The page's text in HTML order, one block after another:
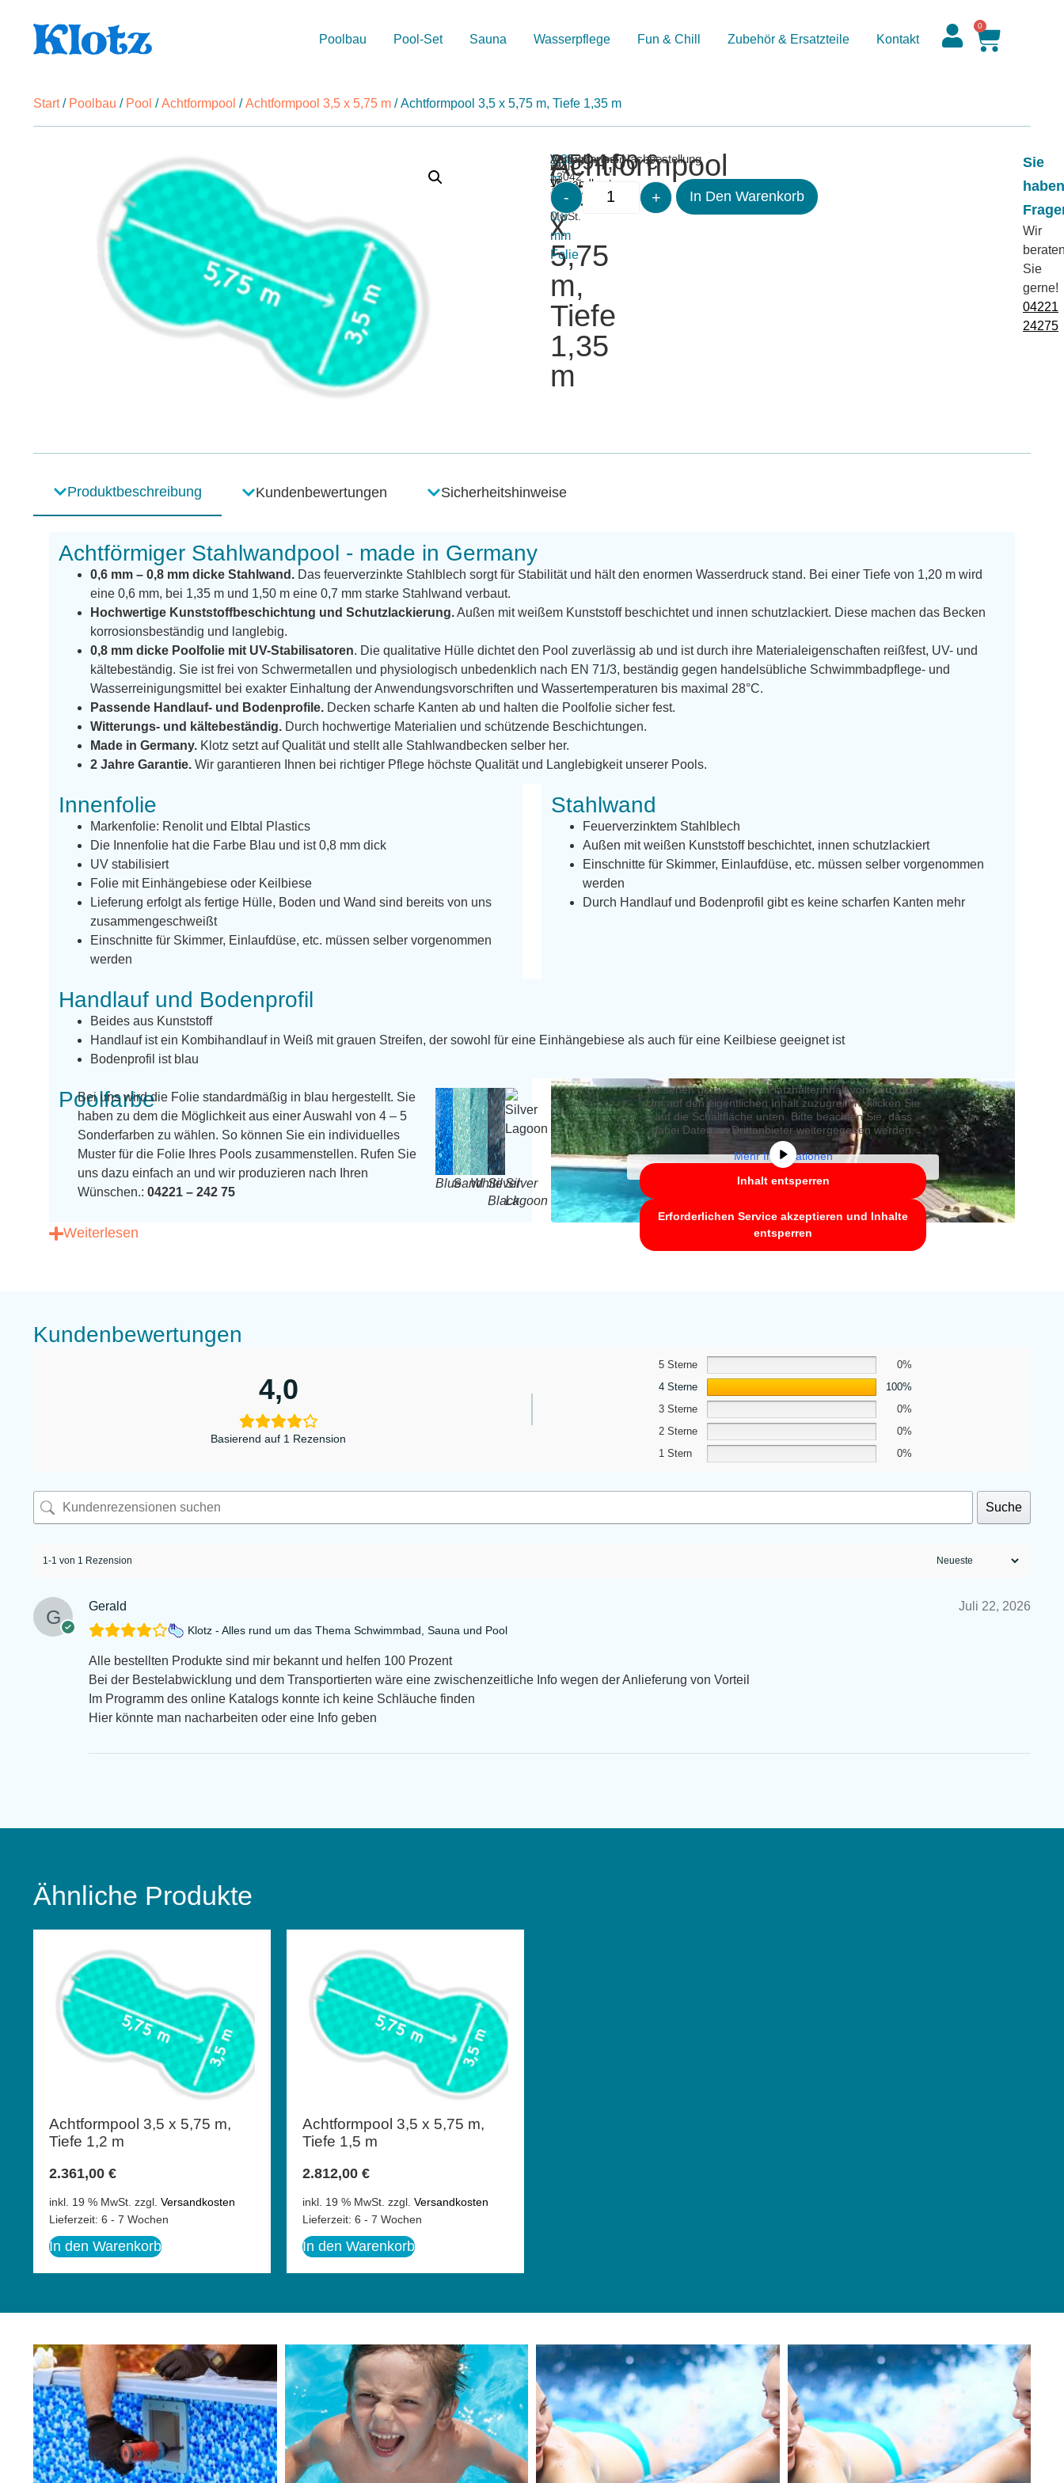
Poolbau Pool-Set Sauna Wasserpflege Fun & Chill Zubehör & Ersatzteile Kontakt
0
Start/ Poolbau / Pool /Achtformpool /Achtformpool 3,5 x 5,75 m / Achtformpool 3,5 x 5,75 m, Tiefe 1,35 m
Artikelnummer:
13042
Merken
Achtformpool
3,5
x
5,75
m,
Tiefe
1,35
m
1,35
m
Tiefe
0,8
mm
Folie
2.594,00€
inkl.
19
%
MwSt.
zzgl.
Versandkosten
Verfügbar bei Nachbestellung
- + In Den Warenkorb
Sie
haben
Wir
Sie
gerne!
04221
24275
Produktbeschreibung Kundenbewertungen Sicherheitshinweise
Achtförmiger Stahlwandpool - made in Germany
0,6 mm – 0,8 mm dicke Stahlwand. Das feuerverzinkte Stahlblech sorgt für Stabilität und hält den enormen Wasserdruck stand. Bei einer Tiefe von 1,20 m wird
eine 0,6 mm, bei 1,35 m und 1,50 m eine 0,7 mm starke Stahlwand verbaut.
Hochwertige Kunststoffbeschichtung und Schutzlackierung.Außen mit weißem Kunststoff beschichtet und innen schutzlackiert. Diese machen das Becken
korrosionsbeständig und langlebig.
0,8 mm dicke Poolfolie mit UV-Stabilisatoren. Die qualitative Hülle dichtet den Pool zuverlässig ab und ist durch ihre Materialeigenschaften reißfest, UV- und
kältebeständig. Sie ist frei von Schwermetallen und physiologisch unbedenklich nach EN 71/3, beständig gegen handelsübliche Schwimmbadpflege- und
Wasserreinigungsmittel bei exakter Einhaltung der Anwendungsvorschriften und Wassertemperaturen bis maximal 28°C.
Passende Handlauf- und Bodenprofile. Decken scharfe Kanten ab und halten die Poolfolie sicher fest.
Witterungs- und kältebeständig. Durch hochwertige Materialien und schützende Beschichtungen.
Made in Germany. Klotz setzt auf Qualität und stellt alle Stahlwandbecken selber her.
2 Jahre Garantie. Wir garantieren Ihnen bei richtiger Pflege höchste Qualität und Langlebigkeit unserer Pools.
Innenfolie
Markenfolie: Renolit und Elbtal Plastics
Die Innenfolie hat die Farbe Blau und ist 0,8 mm dick
UV stabilisiert
Folie mit Einhängebiese oder Keilbiese
Lieferung erfolgt als fertige Hülle, Boden und Wand sind bereits von uns
zusammengeschweißt
Einschnitte für Skimmer, Einlaufdüse, etc. müssen selber vorgenommen
werden
Stahlwand
Feuerverzinktem Stahlblech
Außen mit weißen Kunststoff beschichtet, innen schutzlackiert
Einschnitte für Skimmer, Einlaufdüse, etc. müssen selber vorgenommen
werden
Durch Handlauf und Bodenprofil gibt es keine scharfen Kanten mehr
Handlauf und Bodenprofil
Beides aus Kunststoff
Handlauf ist ein Kombihandlauf in Weiß mit grauen Streifen, der sowohl für eine Einhängebiese als auch für eine Keilbiese geeignet ist
Bodenprofil ist blau
Poolfarbe
Bei uns wird die Folie standardmäßig in blau hergestellt. Sie
haben zu dem die Möglichkeit aus einer Auswahl von 4 – 5
Sonderfarben zu wählen. So können Sie ein individuelles
Muster für die Folie Ihres Pools zusammenstellen. Rufen Sie
uns dazu einfach an und wir produzieren nach Ihren
Wünschen.:04221 – 242 75
BlueSandWhiteSilver
Black
Silver
Lagoon
Sie sehen gerade einen Platzhalterinhalt vonYouTube.
Um auf den eigentlichen Inhalt zuzugreifen, klicken Sie
auf die Schaltfläche unten. Bitte beachten Sie, dass
dabei Daten an Drittanbieter weitergegeben werden.
Mehr Informationen
Inhalt entsperren
Erforderlichen Service akzeptieren und Inhalte
entsperren
Weiterlesen
Kundenbewertungen
4,0
Basierend auf 1 Rezension
5 Sterne
0%
4 Sterne
100%
3 Sterne
0%
2 Sterne
0%
1 Stern
0%
Suche
1-1 von 1 Rezension
Gerald Juli 22, 2026
Klotz - Alles rund um das Thema Schwimmbad, Sauna und Pool
Alle bestellten Produkte sind mir bekannt und helfen 100 Prozent
Bei der Bestelabwicklung und dem Transportierten wäre eine zwischenzeitliche Info wegen der Anlieferung von Vorteil
Im Programm des online Katalogs konnte ich keine Schläuche finden
Hier könnte man nacharbeiten oder eine Info geben
Ähnliche Produkte
Achtformpool 3,5 x 5,75 m,
Tiefe 1,2 m
2.361,00 €
inkl. 19 % MwSt. zzgl. Versandkosten
Lieferzeit: 6 - 7 Wochen
In den Warenkorb
Achtformpool 3,5 x 5,75 m,
Tiefe 1,5 m
2.812,00 €
inkl. 19 % MwSt. zzgl. Versandkosten
Lieferzeit: 6 - 7 Wochen
In den Warenkorb